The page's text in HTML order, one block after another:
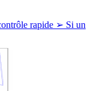
rapide ➢ Si un